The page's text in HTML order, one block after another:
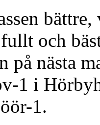
bättre,
och
på nästa
1 i
1.